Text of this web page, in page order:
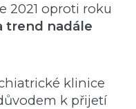
2021 oproti roku
trend nadále
klinice
k přijetí